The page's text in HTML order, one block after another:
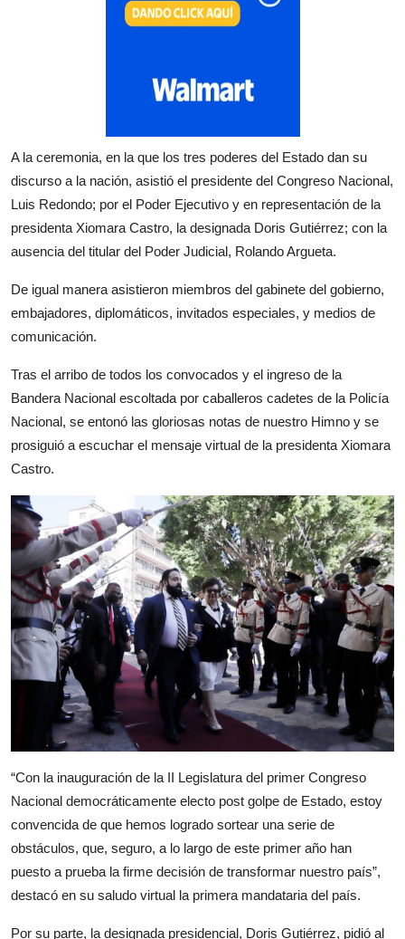
A la ceremonia, en la que los tres poderes del Estado dan su
discurso a la nación, asistió el presidente del Congreso Nacional,
Luis Redondo; por el Poder Ejecutivo y en representación de la
presidenta Xiomara Castro, la designada Doris Gutiérrez; con la
ausencia del titular del Poder Judicial, Rolando Argueta.
De igual manera asistieron miembros del gabinete del gobierno,
embajadores, diplomáticos, invitados especiales, y medios de
comunicación.
Tras el arribo de todos los convocados y el ingreso de la
Bandera Nacional escoltada por caballeros cadetes de la Policía
Nacional, se entonó las gloriosas notas de nuestro Himno y se
prosiguió a escuchar el mensaje virtual de la presidenta Xiomara
Castro.
“Con la inauguración de la II Legislatura del primer Congreso
Nacional democráticamente electo post golpe de Estado, estoy
convencida de que hemos logrado sortear una serie de
obstáculos, que, seguro, a lo largo de este primer año han
puesto a prueba la firme decisión de transformar nuestro país”,
destacó en su saludo virtual la primera mandataria del país.
Por su parte, la designada presidencial, Doris Gutiérrez, pidió al